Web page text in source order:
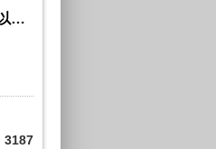
2024臺中市志願服務管理工作手冊-以社會局為例
3187